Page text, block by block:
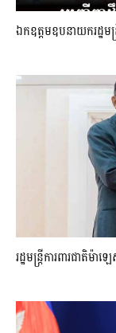
ឯកឧត្តមឧបនាយករដ្ឋម
រដ្ឋមន្ត្រីការពារជាតិម៉ា